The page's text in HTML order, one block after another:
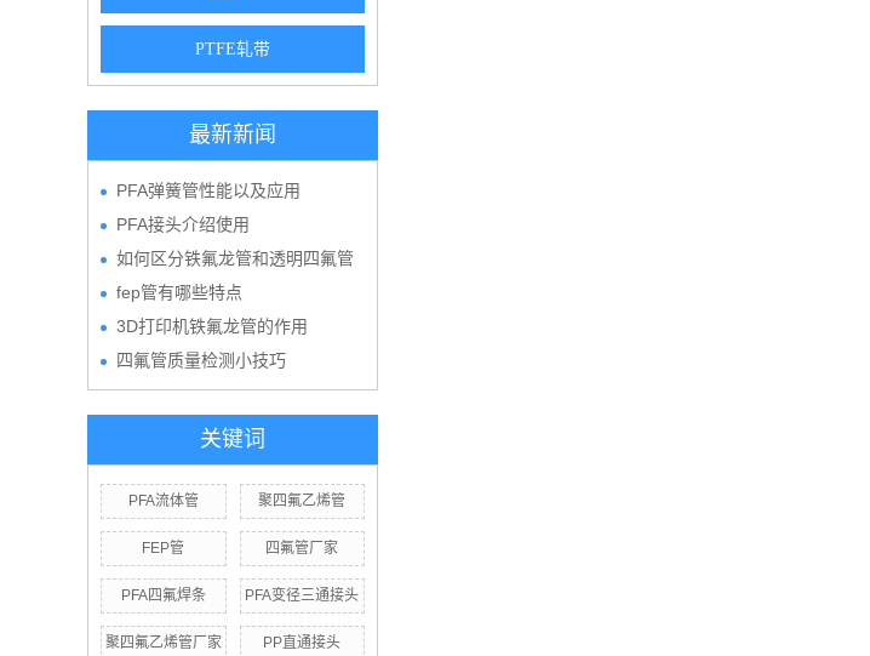
PTFE轧带
最新新闻
PFA弹簧管性能以及应用
PFA接头介绍使用
如何区分铁氟龙管和透明四氟管
fep管有哪些特点
3D打印机铁氟龙管的作用
四氟管质量检测小技巧
关键词
PFA流体管 聚四氟乙烯管
FEP管 四氟管厂家
PFA四氟焊条 PFA变径三通接头
聚四氟乙烯管厂家 PP直通接头